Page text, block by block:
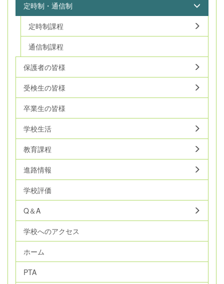
定時制・通信制
定時制課程
通信制課程
保護者の皆様
受検生の皆様
卒業生の皆様
学校生活
教育課程
進路情報
学校評価
Q＆A
学校へのアクセス
ホーム
PTA